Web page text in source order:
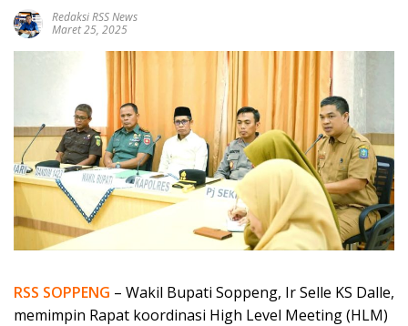
Redaksi RSS News
Maret 25, 2025
RSS SOPPENG – Wakil Bupati Soppeng, Ir Selle KS Dalle,
memimpin Rapat koordinasi High Level Meeting (HLM)